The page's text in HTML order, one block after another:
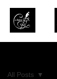
All Posts